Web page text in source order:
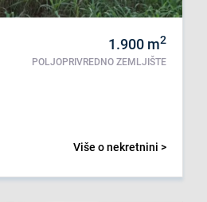
1.900 m2
POLJOPRIVREDNO ZEMLJIŠTE
Više o nekretnini >